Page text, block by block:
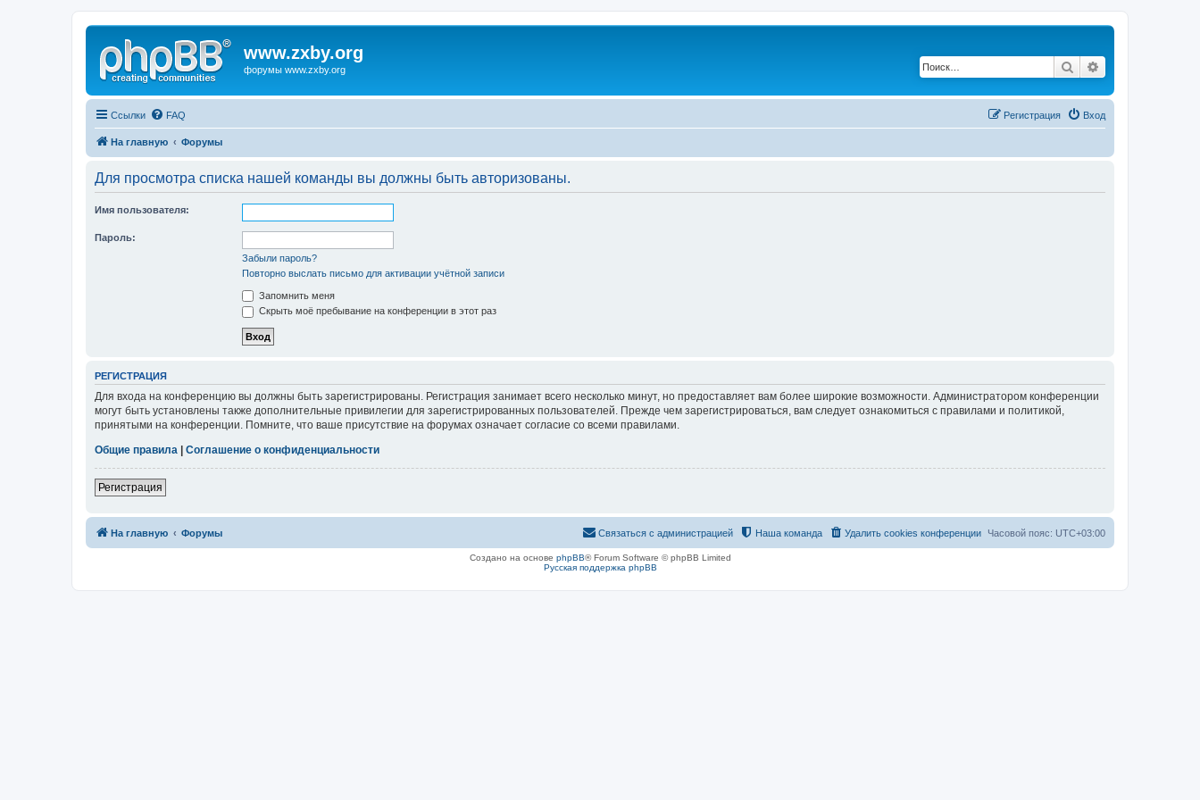
www.zxby.org
форумы www.zxby.org Поиск
Ссылки FAQ Вход
Регистрация
На главную Форумы
Для просмотра списка нашей команды вы должны быть авторизованы.
Имя пользователя:
Пароль:
Забыли пароль?
Повторно выслать письмо для активации учётной записи
Запомнить меня
Скрыть моё пребывание на конференции в этот раз
РЕГИСТРАЦИЯ
Для входа на конференцию вы должны быть зарегистрированы. Регистрация занимает всего несколько минут, но предоставляет вам более широкие возможности. Администратором конференции
могут быть установлены также дополнительные привилегии для зарегистрированных пользователей. Прежде чем зарегистрироваться, вам следует ознакомиться с правилами и политикой,
принятыми на конференции. Помните, что ваше присутствие на форумах означает согласие со всеми правилами.
Общие правила
Соглашение о конфиденциальности
Регистрация
На главную Форумы Часовой пояс: UTC+03:00
Удалить cookies конференции
Наша команда
Связаться с администрацией
Создано на основе phpBB® Forum Software © phpBB Limited
Русская поддержка phpBB